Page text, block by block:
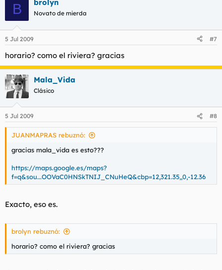
B brolyn
Novato de mierda
5 Jul 2009 #7
horario? como el riviera? gracias
Mala_Vida
Clásico
5 Jul 2009 #8
JUANMAPRAS rebuznó:
gracias mala_vida es esto???
https://maps.google.es/maps?
f=q&sou...OOVaC0HNSkTNIJ_CNuHeQ&cbp=12,321.35,,0,-12.36
Exacto, eso es.
brolyn rebuznó:
horario? como el riviera? gracias